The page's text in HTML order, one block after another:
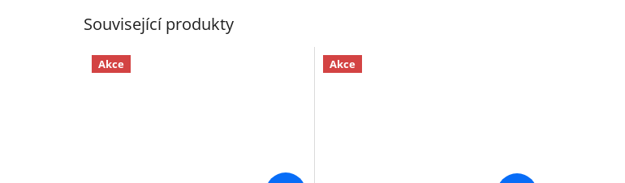
Související produkty
Akce Akce